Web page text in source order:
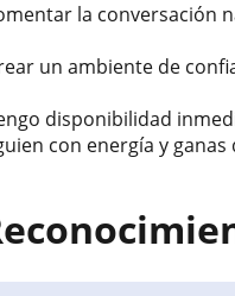
la conversación
un ambiente de
disponibilidad
con energía y